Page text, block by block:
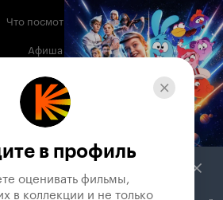
Что посмотреть
Афиша
Музыка
Телепрограмма
Служба поддержки
в профиль
оценивать фильмы,
в коллекции и не только